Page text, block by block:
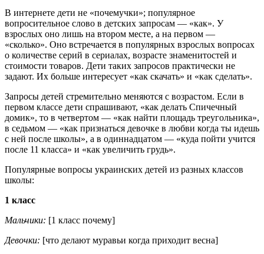
В интернете дети не «почемучки»; популярное
вопросительное слово в детских запросам — «как». У
взрослых оно лишь на втором месте, а на первом —
«сколько». Оно встречается в популярных взрослых вопросах
о количестве серий в сериалах, возрасте знаменитостей и
стоимости товаров. Дети таких запросов практически не
задают. Их больше интересует «как скачать» и «как сделать».
Запросы детей стремительно меняются с возрастом. Если в
первом классе дети спрашивают, «как делать Спичечный
домик», то в четвертом — «как найти площадь треугольника»,
в седьмом — «как признаться девочке в любви когда ты идешь
с ней после школы», а в одиннадцатом — «куда пойти учится
после 11 класса» и «как увеличить грудь».
Популярные вопросы украинских детей из разных классов
школы:
1 класс
Мальчики: [1 класс почему]
Девочки: [что делают муравьи когда приходит весна]